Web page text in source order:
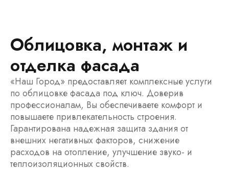
Облицовка, монтаж и
отделка фасада
«Наш Город» предоставляет комплексные услуги
по облицовке фасада под ключ. Доверив
профессионалам, Вы обеспечиваете комфорт и
повышаете привлекательность строения.
Гарантирована надежная защита здания от
внешних негативных факторов, снижение
расходов на отопление, улучшение звуко- и
теплоизоляционных свойств.